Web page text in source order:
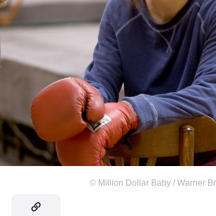
© Million Dollar Baby / Warner